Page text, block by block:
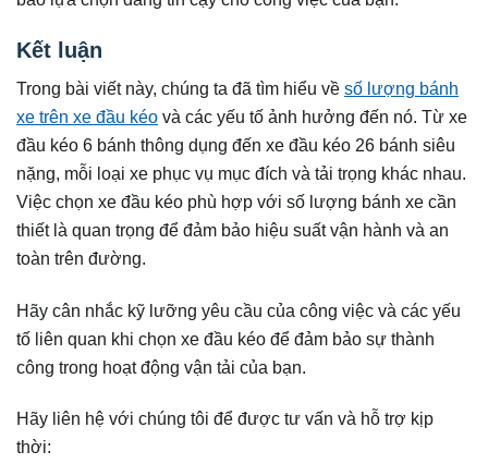
Kết luận
Trong bài viết này, chúng ta đã tìm hiểu về số lượng bánh
xe trên xe đầu kéo và các yếu tố ảnh hưởng đến nó. Từ xe
đầu kéo 6 bánh thông dụng đến xe đầu kéo 26 bánh siêu
nặng, mỗi loại xe phục vụ mục đích và tải trọng khác nhau.
Việc chọn xe đầu kéo phù hợp với số lượng bánh xe cần
thiết là quan trọng để đảm bảo hiệu suất vận hành và an
toàn trên đường.
Hãy cân nhắc kỹ lưỡng yêu cầu của công việc và các yếu
tố liên quan khi chọn xe đầu kéo để đảm bảo sự thành
công trong hoạt động vận tải của bạn.
Hãy liên hệ với chúng tôi để được tư vấn và hỗ trợ kịp
thời: